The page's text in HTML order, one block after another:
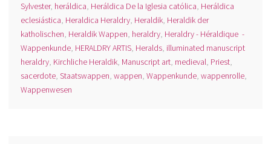
Sylvester, heráldica, Heráldica De la Iglesia católica, Heráldica
eclesiástica, Heraldica Heraldry, Heraldik, Heraldik der
katholischen, Heraldik Wappen, heraldry, Heraldry - Héraldique -
Wappenkunde, HERALDRY ARTIS, Heralds, illuminated manuscript
heraldry, Kirchliche Heraldik, Manuscript art, medieval, Priest,
sacerdote,Staatswappen,wappen,Wappenkunde,wappenrolle,
Wappenwesen